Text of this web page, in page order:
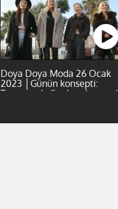
Doya Doya Moda 26 Ocak
2023 │Günün konsepti:
Tasarımınla finale adını yazdır